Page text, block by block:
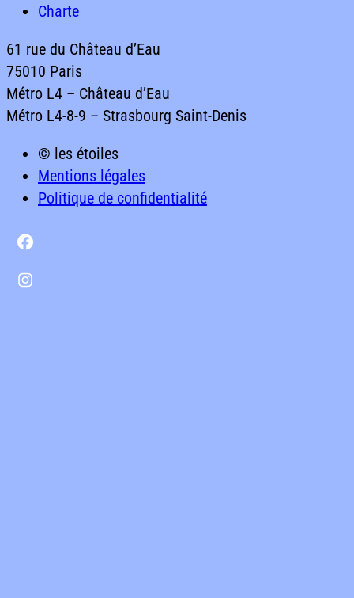
Organiser un événement
CharteCharte
61 rue du Château d’Eau
75010 Paris
Métro L4 – Château d’Eau
Métro L4-8-9 – Strasbourg Saint-Denis
© les étoiles
Mentions légales
Politique de confidentialité